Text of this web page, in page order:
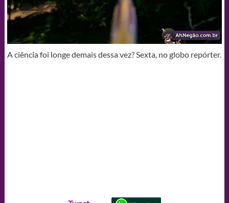
A ciência foi longe demais dessa vez? Sexta, no globo repórter.